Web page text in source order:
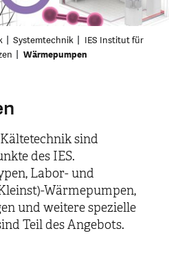
Systemtechnik
IES Institut für
Wärmepumpen
sind
des IES.
Labor- und
Wärmepumpen,
und weitere spezielle
Teil des Angebots.